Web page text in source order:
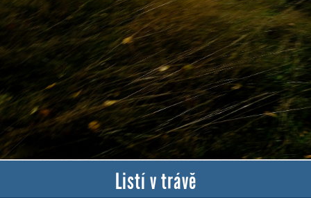
Zapamatovat
Zapomněli jste heslo?
Měli jste účet na starém webu?
Listí v trávě